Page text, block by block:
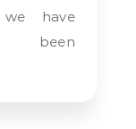
been